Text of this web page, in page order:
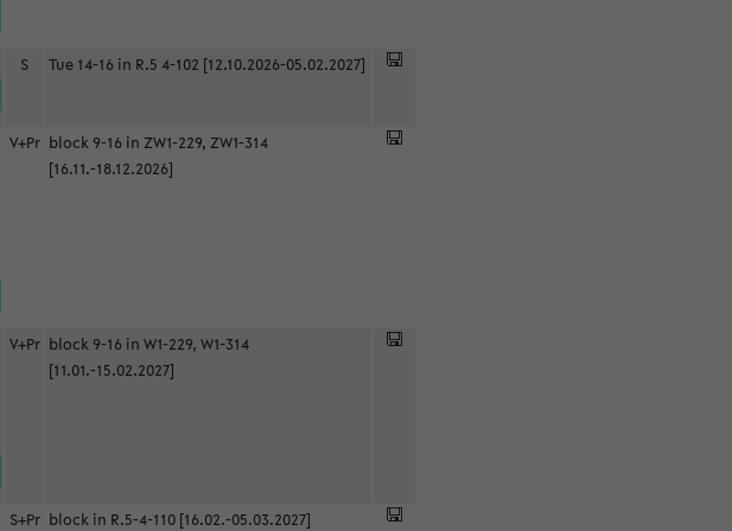
S Tue 14-16 in R.5 4-102 [12.10.2026-05.02.2027]
V+Pr block 9-16 in ZW1-229, ZW1-314
[16.11.-18.12.2026]
V+Pr block 9-16 in W1-229, W1-314
[11.01.-15.02.2027]
S+Pr block in R.5-4-110 [16.02.-05.03.2027]